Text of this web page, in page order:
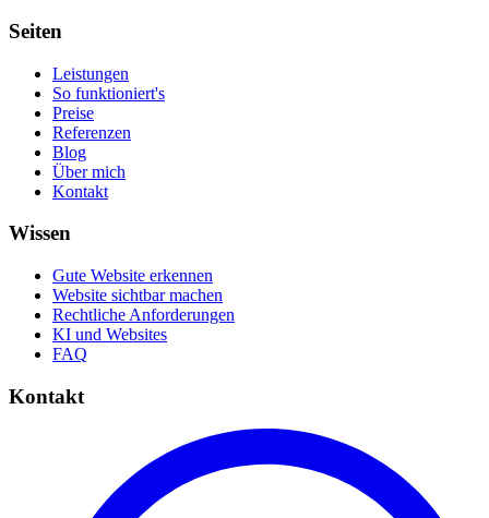
Seiten
Leistungen
So funktioniert's
Preise
Referenzen
Blog
Über mich
Kontakt
Wissen
Gute Website erkennen
Website sichtbar machen
Rechtliche Anforderungen
KI und Websites
FAQ
Kontakt